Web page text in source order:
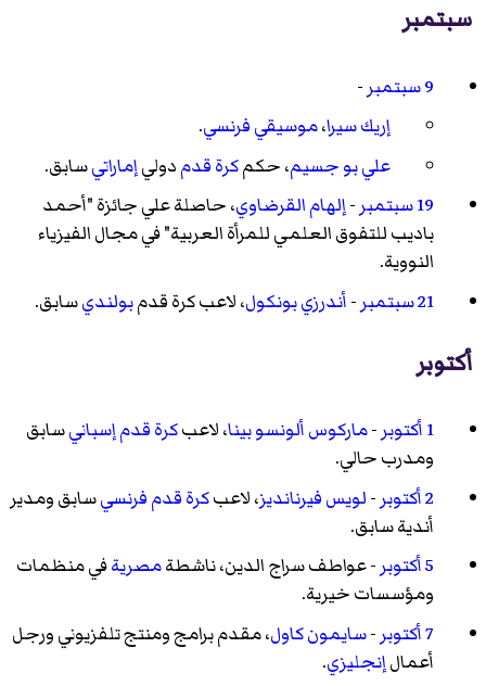
سبتمبر
9 سبتمبر
-
إريك سيرا،موسيقيفرنسي.
علي بو جسيم، حكمكرة قدمدوليإماراتيسابق.
19 سبتمبر
-إلهام القرضاوي، حاصلة علي جائزة "أحمد
باديب للتفوق العلمي للمرأة العربية" في مجال الفيزياء
النووية.
21 سبتمبر
-أندرزي بونكول، لاعب كرة قدمبولنديسابق.
أكتوبر
1 أكتوبر -ماركوس ألونسو بينا، لاعبكرة قدمإسبانيسابق
ومدرب حالي.
2 أكتوبر
-لويس فيرنانديز، لاعبكرة قدمفرنسيسابق ومدير
أندية سابق.
5 أكتوبر
-عواطف سراج الدين، ناشطةمصريةفي منظمات
ومؤسسات خيرية.
7 أكتوبر
-سايمون كاول، مقدم برامج ومنتج تلفزيوني ورجل
أعمالإنجليزي.